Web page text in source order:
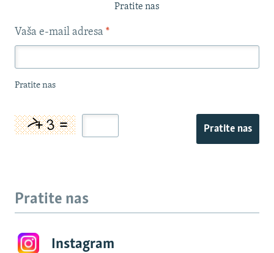
Pratite nas
Vaša e-mail adresa *
Pratite nas
Pratite nas
Pratite nas
Instagram